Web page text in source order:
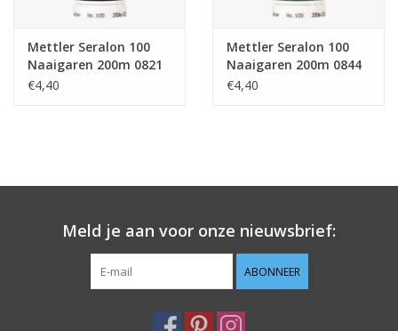
Mettler Seralon 100
Naaigaren 200m 0821
€4,40
Mettler Seralon 100
Naaigaren 200m 0844
€4,40
Meld je aan voor onze nieuwsbrief:
ABONNEER